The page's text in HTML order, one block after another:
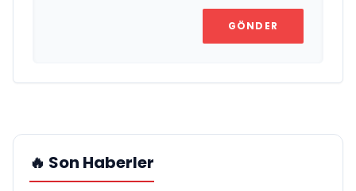
GÖNDER
🔥 Son Haberler